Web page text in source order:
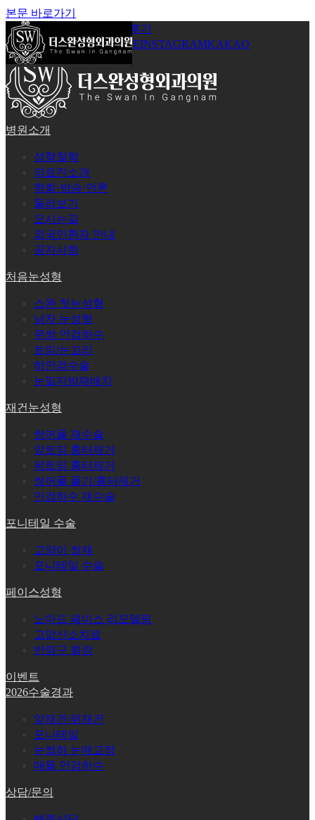
본문 바로가기
공지사항
시술후기
로그인회원가입YOUTUBEINSTAGRAMKAKAO
병원소개
성형철학
의료진소개
학회·방송·언론
둘러보기
오시는길
외국인환자 안내
공지사항
처음눈성형
스완 첫눈성형
남자 눈성형
무쌍 안검하수
트임/눈꼬리
하안검수술
눈밑지방재배치
재건눈성형
쌍꺼풀 재수술
앞트임 흉터제거
뒤트임 흉터제거
쌍꺼풀 풀기/흉터제거
안검하수 재수술
포니테일 수술
고양이 쌍재
포니테일 수술
페이스성형
노마드 페이스 리모델링
고압산소치료
반영구 화장
이벤트
2026수술경과
앞재건/뒤재건
포니테일
눈썹하 눈매교정
매몰 안검하수
상담/문의